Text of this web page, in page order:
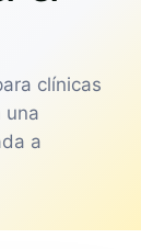
clínicas
una
a